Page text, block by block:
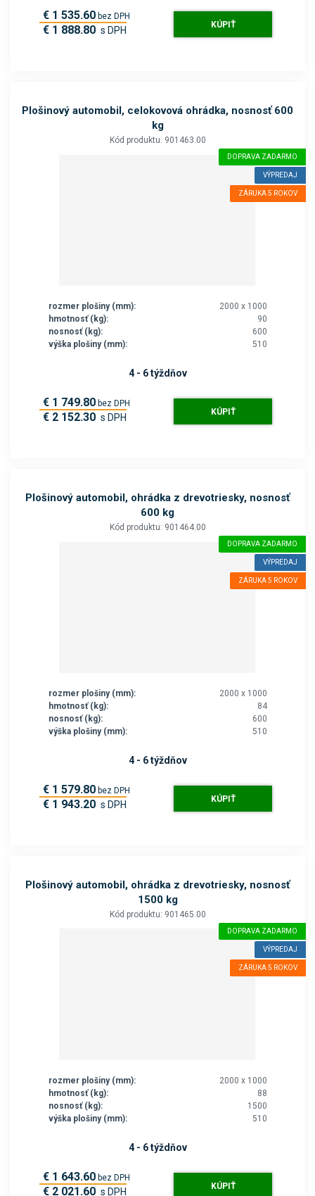
€ 1 535.60 bez DPH
€ 1 888.80 s DPH KÚPIŤ
Plošinový automobil, celokovová ohrádka, nosnosť 600
kg
Kód produktu: 901463.00
DOPRAVA ZADARMO
VÝPREDAJ
ZÁRUKA 5 ROKOV
rozmer plošiny (mm):
2000 x 1000
hmotnosť (kg):
90
nosnosť (kg):
600
výška plošiny (mm):
510
4 - 6 týždňov
€ 1 749.80 bez DPH
€ 2 152.30 s DPH KÚPIŤ
Plošinový automobil, ohrádka z drevotriesky, nosnosť
600 kg
Kód produktu: 901464.00
DOPRAVA ZADARMO
VÝPREDAJ
ZÁRUKA 5 ROKOV
rozmer plošiny (mm):
2000 x 1000
hmotnosť (kg):
84
nosnosť (kg):
600
výška plošiny (mm):
510
4 - 6 týždňov
€ 1 579.80 bez DPH
€ 1 943.20 s DPH KÚPIŤ
Plošinový automobil, ohrádka z drevotriesky, nosnosť
1500 kg
Kód produktu: 901465.00
DOPRAVA ZADARMO
VÝPREDAJ
ZÁRUKA 5 ROKOV
rozmer plošiny (mm):
2000 x 1000
hmotnosť (kg):
88
nosnosť (kg):
1500
výška plošiny (mm):
510
4 - 6 týždňov
€ 1 643.60 bez DPH
€ 2 021.60 s DPH KÚPIŤ